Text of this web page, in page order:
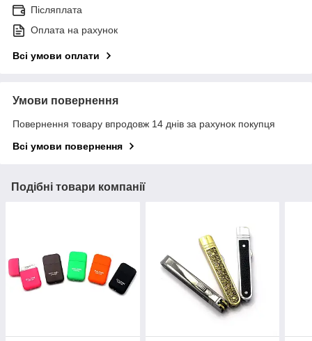
Післяплата
Оплата на рахунок
Всі умови оплати
Умови повернення
Повернення товару впродовж 14 днів за рахунок покупця
Всі умови повернення
Подібні товари компанії